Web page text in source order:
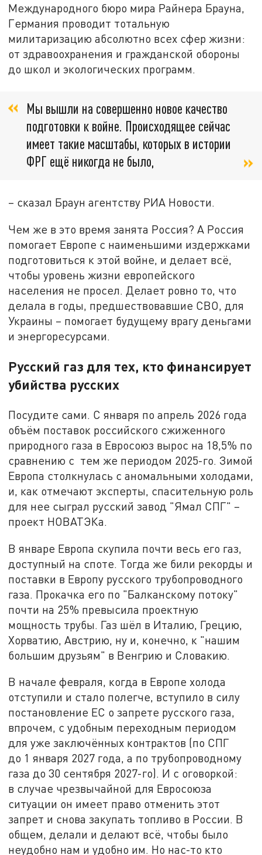
Международного бюро мира Райнера Брауна,
Германия проводит тотальную
милитаризацию абсолютно всех сфер жизни:
от здравоохранения и гражданской обороны
до школ и экологических программ.
Мы вышли на совершенно новое качество
подготовки к войне. Происходящее сейчас
имеет такие масштабы, которых в истории
ФРГ ещё никогда не было,
– сказал Браун агентству РИА Новости.
Чем же в это время занята Россия? А Россия
помогает Европе с наименьшими издержками
подготовиться к этой войне, и делает всё,
чтобы уровень жизни европейского
населения не просел. Делает ровно то, что
делала в годы, предшествовавшие СВО, для
Украины – помогает будущему врагу деньгами
и энергоресурсами.
Русский газ для тех, кто финансирует
убийства русских
Посудите сами. С января по апрель 2026 года
объём поставок российского сжиженного
природного газа в Евросоюз вырос на 18,5% по
сравнению с тем же периодом 2025-го. Зимой
Европа столкнулась с аномальными холодами,
и, как отмечают эксперты, спасительную роль
для нее сыграл русский завод "Ямал СПГ" –
проект НОВАТЭКа.
В январе Европа скупила почти весь его газ,
доступный на споте. Тогда же били рекорды и
поставки в Европу русского трубопроводного
газа. Прокачка его по "Балканскому потоку"
почти на 25% превысила проектную
мощность трубы. Газ шёл в Италию, Грецию,
Хорватию, Австрию, ну и, конечно, к "нашим
большим друзьям" в Венгрию и Словакию.
В начале февраля, когда в Европе холода
отступили и стало полегче, вступило в силу
постановление ЕС о запрете русского газа,
впрочем, с удобным переходным периодом
для уже заключённых контрактов (по СПГ
до 1 января 2027 года, а по трубопроводному
газа до 30 сентября 2027-го). И с оговоркой:
в случае чрезвычайной для Евросоюза
ситуации он имеет право отменить этот
запрет и снова закупать топливо в России. В
общем, делали и делают всё, чтобы было
неудобно нам и удобно им. Но нас-то кто